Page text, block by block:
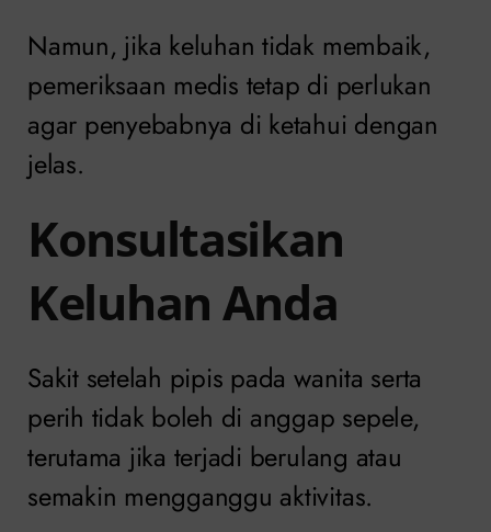
Namun, jika keluhan tidak membaik,
pemeriksaan medis tetap di perlukan
agar penyebabnya di ketahui dengan
jelas.
Konsultasikan
Keluhan Anda
Sakit setelah pipis pada wanita serta
perih tidak boleh di anggap sepele,
terutama jika terjadi berulang atau
semakin mengganggu aktivitas.